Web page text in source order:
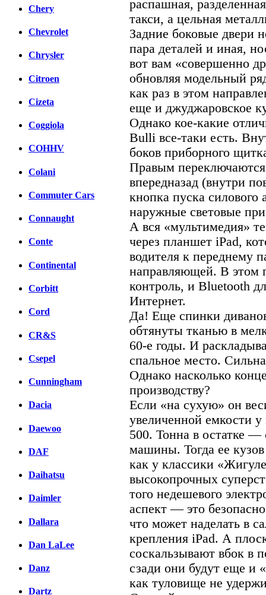
Chery
Chevrolet
Chrysler
Citroen
Cizeta
Coggiola
COHHV
Colani
Commuter Cars
Connaught
Conte
Continental
Corbitt
Cord
CR&S
Csepel
Cunningham
Dacia
Daewoo
DAF
Daihatsu
Daimler
Dallara
Dan LaLee
Danz
Dartz
распашная,
такси, а цельная
Задние боковые двери
пара деталей и иная,
вот вам «совершенно
обновляя модельный
как раз в этом
еще и джуджаровское
Однако кое-какие
Bulli все-таки есть.
боков приборного
Правым
впередназад (внутри
кнопка пуска силового
наружные световые
А вся «мультимедия»
через планшет iPad,
водителя к переднему
направляющей. В этом
контроль, и Bluetooth
Интернет.
Да! Еще спинки
обтянуты тканью в
60-е годы. И
спальное место.
Однако насколько
производству?
Если «на сухую» он
увеличенной емкости
500. Тонна в остатке
машины. Тогда ее
как у классики
высокопрочных
того недешевого
аспект — это
что может наделать в
крепления iPad. А
соскальзывают вбок в
сзади они будут еще и
как туловище не